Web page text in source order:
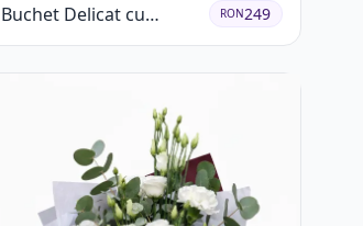
Buchet Delicat cu
Garoafe Roz și
RON249